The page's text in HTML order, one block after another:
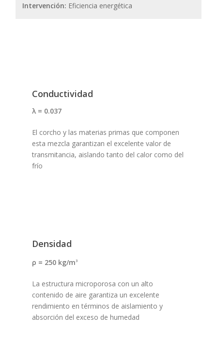
Intervención: Eficiencia energética
Conductividad
λ = 0.037
El corcho y las materias primas que componen
esta mezcla garantizan el excelente valor de
transmitancia, aislando tanto del calor como del
frío
Densidad
ρ = 250 kg/m3
La estructura microporosa con un alto
contenido de aire garantiza un excelente
rendimiento en términos de aislamiento y
absorción del exceso de humedad